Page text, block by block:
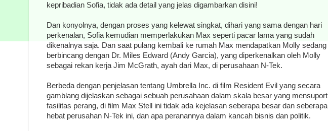
kepribadian Sofia, tidak ada detail yang jelas digambarkan disini!
Dan konyolnya, dengan proses yang kelewat singkat, dihari yang sama dengan hari
perkenalan, Sofia kemudian memperlakukan Max seperti pacar lama yang sudah
dikenalnya saja. Dan saat pulang kembali ke rumah Max mendapatkan Molly sedang
berbincang dengan Dr. Miles Edward (Andy Garcia), yang diperkenalkan oleh Molly
sebagai rekan kerja Jim McGrath, ayah dari Max, di perusahaan N-Tek.
Berbeda dengan penjelasan tentang Umbrella Inc. di film Resident Evil yang secara
gamblang dijelaskan sebagai sebuah perusahaan dalam skala besar yang mensuport
fasilitas perang, di film Max Stell ini tidak ada kejelasan seberapa besar dan seberapa
hebat perusahan N-Tek ini, dan apa peranannya dalam kancah bisnis dan politik.